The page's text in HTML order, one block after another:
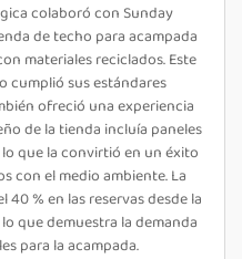
colaboró con Sunday
de techo para acampada
materiales reciclados. Este
cumplió sus estándares
ofreció una experiencia
de la tienda incluía paneles
que la convirtió en un éxito
con el medio ambiente. La
% en las reservas desde la
que demuestra la demanda
para la acampada.